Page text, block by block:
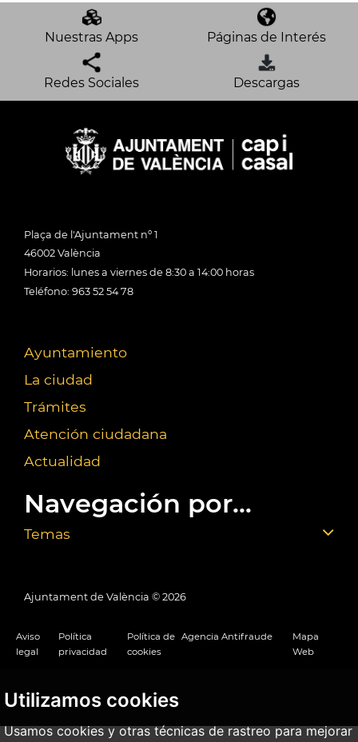
Utilizamos cookies
Usamos cookies y otras técnicas de rastreo para mejorar
Nuestras Apps Páginas de Interés
Redes Sociales Descargas
Plaça de l'Ajuntament nº 1
46002 València
Horarios: lunes a viernes de 8:30 a 14:00 horas
Teléfono: 963 52 54 78
Ayuntamiento
La ciudad
Trámites
Atención ciudadana
Actualidad
Navegación por...
Temas
Ajuntament de València © 2026
Aviso
legal
Política
privacidad
Política de
cookies
Agencia Antifraude
Mapa
Web